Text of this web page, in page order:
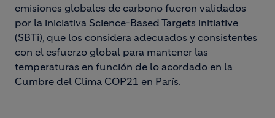
emisiones globales de carbono fueron validados
por la iniciativa Science-Based Targets initiative
(SBTi), que los considera adecuados y consistentes
con el esfuerzo global para mantener las
temperaturas en función de lo acordado en la
Cumbre del Clima COP21 en París.